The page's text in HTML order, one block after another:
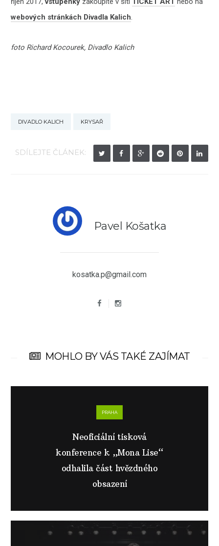
webových stránkách Divadla Kalich.
foto Richard Kocourek, Divadlo Kalich
DIVADLO KALICH KRYSAŘ
SDÍLEJTE ČLÁNEK:
Pavel Košatka
kosatka.p@gmail.com
MOHLO BY VÁS TAKÉ ZAJÍMAT
PRAHA
Neoficiální tisková
konference k „Mona Lise“
odhalila část hvězdného
obsazení